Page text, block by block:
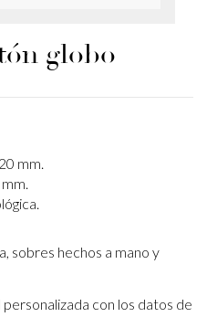
globo
mm.
sobres hechos a mano y
con los datos de